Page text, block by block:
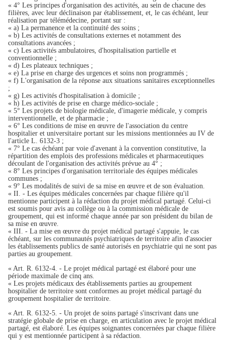
« 4° Les principes d'organisation des activités, au sein de chacune des
filières, avec leur déclinaison par établissement, et, le cas échéant, leur
réalisation par télémédecine, portant sur :
« a) La permanence et la continuité des soins ;
« b) Les activités de consultations externes et notamment des
consultations avancées ;
« c) Les activités ambulatoires, d'hospitalisation partielle et
conventionnelle ;
« d) Les plateaux techniques ;
« e) La prise en charge des urgences et soins non programmés ;
« f) L'organisation de la réponse aux situations sanitaires exceptionnelles
;
« g) Les activités d'hospitalisation à domicile ;
« h) Les activités de prise en charge médico-sociale ;
« 5° Les projets de biologie médicale, d'imagerie médicale, y compris
interventionnelle, et de pharmacie ;
« 6° Les conditions de mise en œuvre de l'association du centre
hospitalier et universitaire portant sur les missions mentionnées au IV de
l'article L. 6132-3 ;
« 7° Le cas échéant par voie d'avenant à la convention constitutive, la
répartition des emplois des professions médicales et pharmaceutiques
découlant de l'organisation des activités prévue au 4° ;
« 8° Les principes d'organisation territoriale des équipes médicales
communes ;
« 9° Les modalités de suivi de sa mise en œuvre et de son évaluation.
« II. - Les équipes médicales concernées par chaque filière qu'il
mentionne participent à la rédaction du projet médical partagé. Celui-ci
est soumis pour avis au collège ou à la commission médicale de
groupement, qui est informé chaque année par son président du bilan de
sa mise en œuvre.
« III. - La mise en œuvre du projet médical partagé s'appuie, le cas
échéant, sur les communautés psychiatriques de territoire afin d'associer
les établissements publics de santé autorisés en psychiatrie qui ne sont pas
parties au groupement.
« Art. R. 6132-4. - Le projet médical partagé est élaboré pour une
période maximale de cinq ans.
« Les projets médicaux des établissements parties au groupement
hospitalier de territoire sont conformes au projet médical partagé du
groupement hospitalier de territoire.
« Art. R. 6132-5. - Un projet de soins partagé s'inscrivant dans une
stratégie globale de prise en charge, en articulation avec le projet médical
partagé, est élaboré. Les équipes soignantes concernées par chaque filière
qui y est mentionnée participent à sa rédaction.